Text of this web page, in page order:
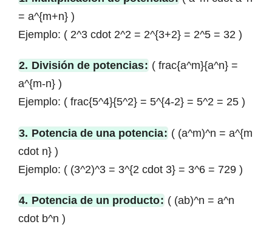
= a^{m+n} )
Ejemplo: ( 2^3 cdot 2^2 = 2^{3+2} = 2^5 = 32 )
2. División de potencias: ( frac{a^m}{a^n} =
a^{m-n} )
Ejemplo: ( frac{5^4}{5^2} = 5^{4-2} = 5^2 = 25 )
3. Potencia de una potencia: ( (a^m)^n = a^{m
cdot n} )
Ejemplo: ( (3^2)^3 = 3^{2 cdot 3} = 3^6 = 729 )
4. Potencia de un producto: ( (ab)^n = a^n
cdot b^n )